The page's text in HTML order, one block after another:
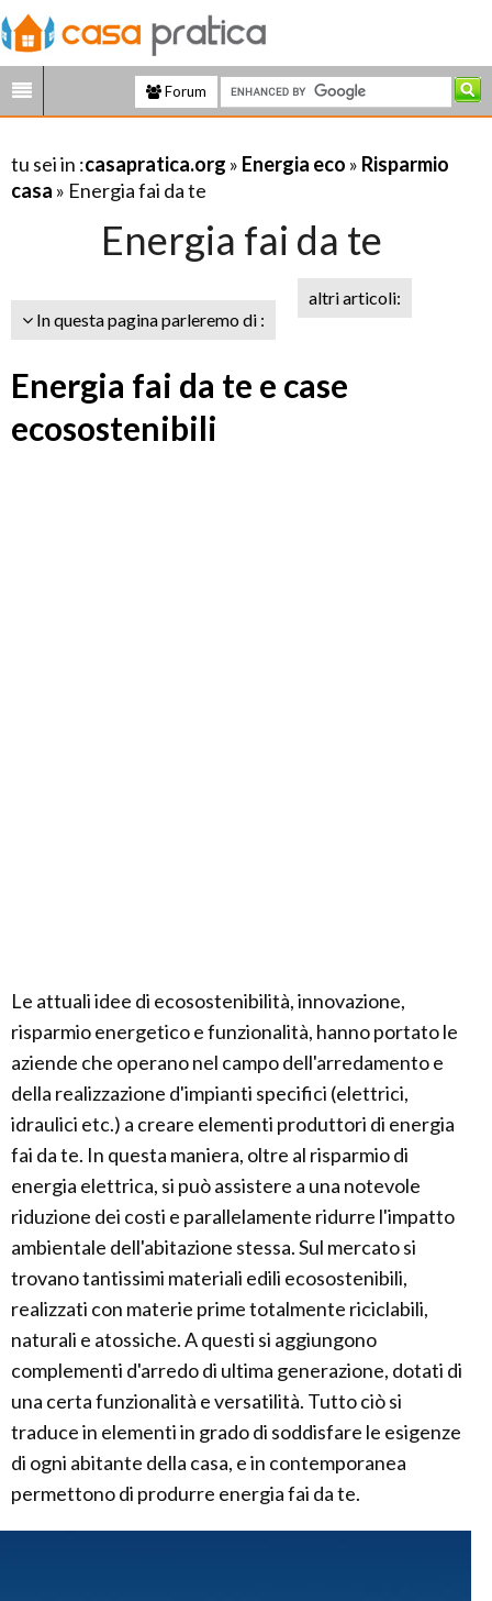
Forum
tu sei in :casapratica.org » Energia eco » Risparmio
casa » Energia fai da te
Energia fai da te
In questa pagina parleremo di :
altri articoli:
Energia fai da te e case
ecosostenibili
Le attuali idee di ecosostenibilità, innovazione,
risparmio energetico e funzionalità, hanno portato le
aziende che operano nel campo dell'arredamento e
della realizzazione d'impianti specifici (elettrici,
idraulici etc.) a creare elementi produttori di energia
fai da te. In questa maniera, oltre al risparmio di
energia elettrica, si può assistere a una notevole
riduzione dei costi e parallelamente ridurre l'impatto
ambientale dell'abitazione stessa. Sul mercato si
trovano tantissimi materiali edili ecosostenibili,
realizzati con materie prime totalmente riciclabili,
naturali e atossiche. A questi si aggiungono
complementi d'arredo di ultima generazione, dotati di
una certa funzionalità e versatilità. Tutto ciò si
traduce in elementi in grado di soddisfare le esigenze
di ogni abitante della casa, e in contemporanea
permettono di produrre energia fai da te.